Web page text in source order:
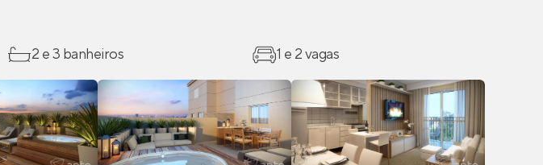
2 e 3 banheiros 1 e 2 vagas